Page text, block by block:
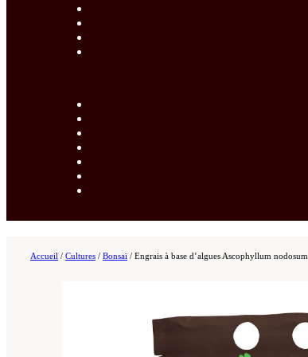
Accueil / Cultures / Bonsaï / Engrais à base d’algues Ascophyllum nodosum